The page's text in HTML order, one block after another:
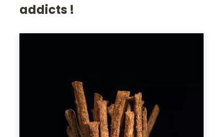
addicts !